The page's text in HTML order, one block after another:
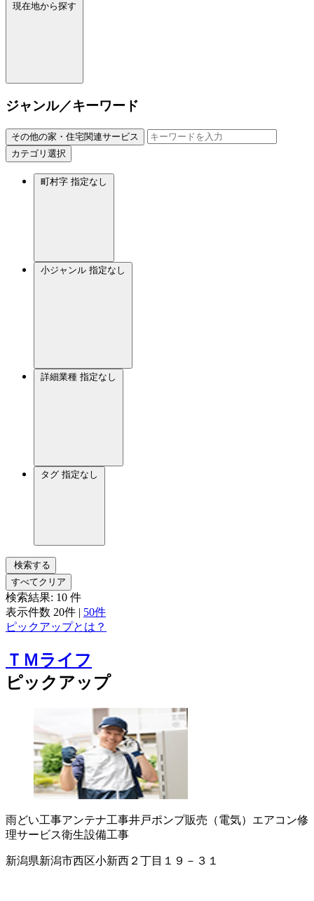
現在地から探す
ジャンル／キーワード
その他の家・住宅関連サービス
カテゴリ選択
町村字 指定なし
小ジャンル 指定なし
詳細業種 指定なし
タグ 指定なし
検索する
すべてクリア
検索結果: 10 件
表示件数 20件 | 50件
ピックアップとは？
ＴＭライフ
ピックアップ
雨どい工事アンテナ工事井戸ポンプ販売（電気） エアコン修
理サービス衛生設備工事
新潟県新潟市西区小新西２丁目１９－３１